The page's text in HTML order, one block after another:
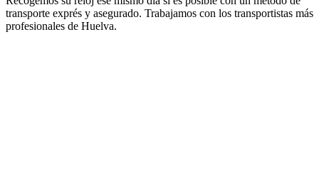
transporte exprés y asegurado. Trabajamos con los transportistas más
profesionales de Huelva.